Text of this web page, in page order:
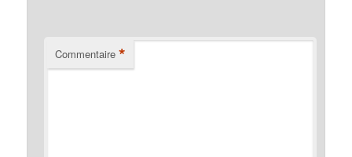
Commentaire *